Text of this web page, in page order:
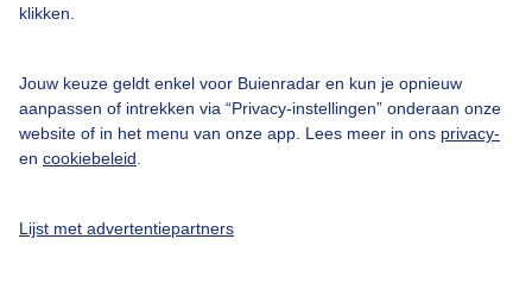
klikken.
Jouw keuze geldt enkel voor Buienradar en kun je opnieuw
aanpassen of intrekken via “Privacy-instellingen” onderaan onze
website of in het menu van onze app. Lees meer in ons privacy-
en cookiebeleid
Lijst met advertentiepartners
Buienradar Team
Privacy beleid
Privacy instellingen